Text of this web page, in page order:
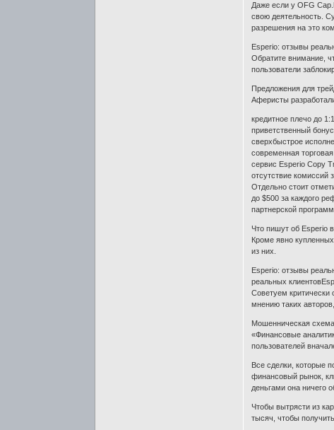
Даже если у OFG
свою деятельность.
разрешения на это
Esperio: отзывы
Обратите внимание,
пользователи
Предложения для
Аферисты
кредитное плечо до
приветственный
сверхбыстрое
современная
сервис Esperio Copy
отсутствие комиссий
Отдельно стоит
до $500 за каждого
партнерской
Что пишут об Esperio
Кроме явно
из них.
Esperio: отзывы
реальных
Советуем критически
мнению таких
Мошенническая
«Финансовые
пользователей
Все сделки, которые
финансовый рынок,
деньгами она ничего
Чтобы вытрясти из
тысяч, чтобы